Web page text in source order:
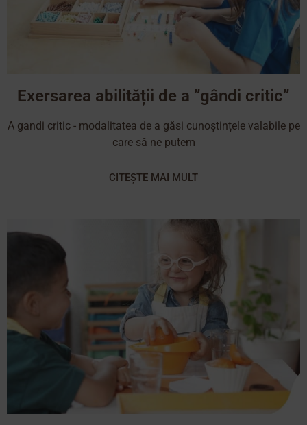
Exersarea abilității de a ”gândi critic”
A gandi critic - modalitatea de a găsi cunoștințele valabile pe
care să ne putem
CITEȘTE MAI MULT